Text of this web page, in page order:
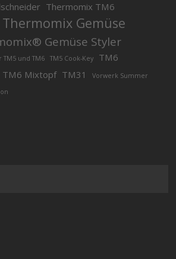
Thermomix TM6
Thermomix Gemüse
Gemüse Styler
und TM6 TM5 Cook-Key
TM6
TM6 Mixtopf TM31
Vorwerk Summer